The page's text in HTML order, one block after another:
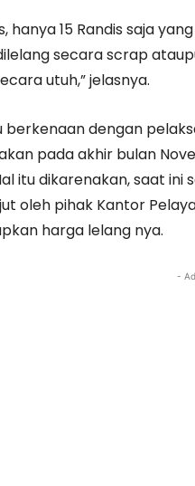
hanya 15 Randis saja
secara scrap
utuh,” jelasnya.
dengan
pada akhir bulan
itu dikarenakan, saat ini
oleh pihak Kantor
harga lelang nya.
-